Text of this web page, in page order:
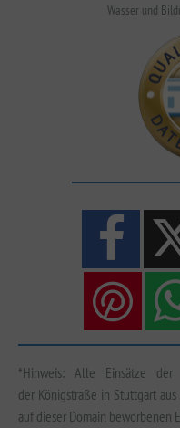
Wasser und
*Hinweis: Alle Einsätze
der Königstraße in Stuttgart
auf dieser Domain beworbenen